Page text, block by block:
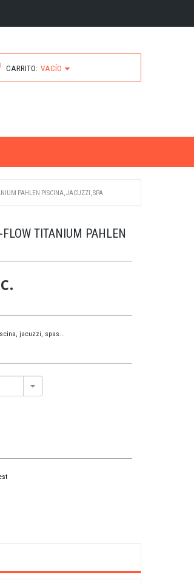
CARRITO VACÍO
PAHLEN PISCINA, JACUZZI, SPA
TITANIUM PAHLEN
jacuzzi, spas...